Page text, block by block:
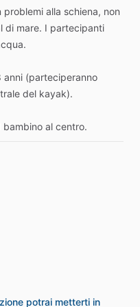
problemi alla schiena, non
di mare. I partecipanti
anni (parteciperanno
del kayak).
bambino al centro.
potrai metterti in